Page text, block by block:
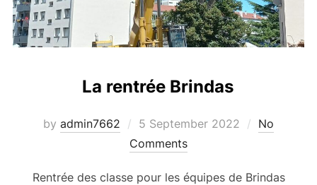
La rentrée Brindas
by admin7662
Posted
on
5 September 2022
No
Comments
Rentrée des classe pour les équipes de Brindas